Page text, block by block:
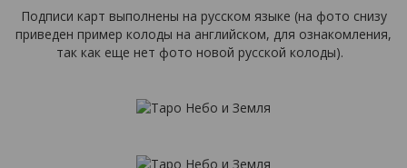
Подписи карт выполнены на русском языке (на фото снизу
приведен пример колоды на английском, для ознакомления,
так как еще нет фото новой русской колоды).